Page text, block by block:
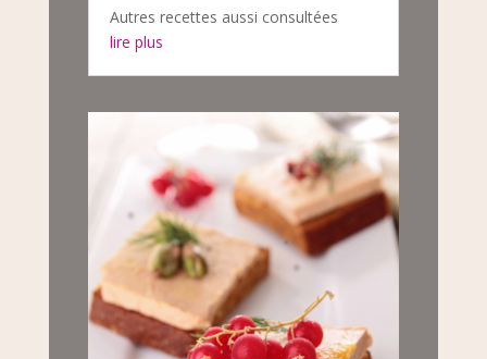
Autres recettes aussi consultées
lire plus